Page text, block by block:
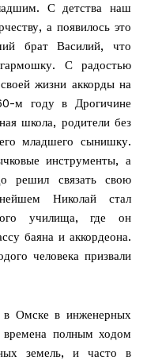
С детства наш
а появилось это
брат Василий, что
С радостью
жизни аккорды на
м году в Дрогичине
школа, родители без
младшего сынишку.
инструменты, а
решил связать свою
Николай стал
училища, где он
баяна и аккордеона.
человека призвали
в Омске в инженерных
полным ходом
земель, и часто в